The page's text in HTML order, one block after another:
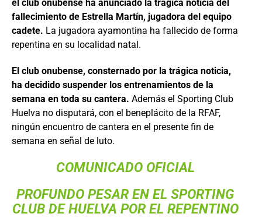
el club onubense ha anunciado la trágica noticia del
fallecimiento de Estrella Martín, jugadora del equipo
cadete. La jugadora ayamontina ha fallecido de forma
repentina en su localidad natal.
El club onubense, consternado por la trágica noticia,
ha decidido suspender los entrenamientos de la
semana en toda su cantera. Además el Sporting Club
Huelva no disputará, con el beneplácito de la RFAF,
ningún encuentro de cantera en el presente fin de
semana en señal de luto.
COMUNICADO OFICIAL
PROFUNDO PESAR EN EL SPORTING
CLUB DE HUELVA POR EL REPENTINO